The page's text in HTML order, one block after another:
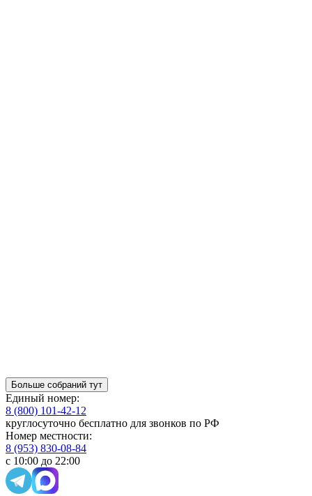
Больше собраний тут
Единый номер:
8 (800) 101-42-12
круглосуточно бесплатно для звонков по РФ
Номер местности:
8 (953) 830-08-84
с 10:00 до 22:00